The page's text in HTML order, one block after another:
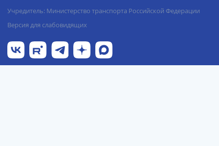
Учредитель: Министерство транспорта Российской Федерации
Версия для слабовидящих